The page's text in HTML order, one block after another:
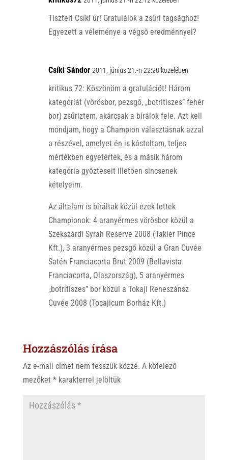
k
Tisztelt Csíki úr! Gratulálok a zsűri tagsághoz!
Egyezett a véleménye a végső eredménnyel?
Csíki Sándor 2011. június 21.-n 22:28 közelében
kritikus 72: Köszönöm a gratulációt! Három
kategóriát (vörösbor, pezsgő, „botritiszes” fehér
bor) zsűriztem, akárcsak a bírálok fele. Azt kell
mondjam, hogy a Champion választásnak azzal
a részével, amelyet én is kóstoltam, teljes
mértékben egyetértek, és a másik három
kategória győzteseit illetően sincsenek
kételyeim.
Az általam is bíráltak közül ezek lettek
Championok: 4 aranyérmes vörösbor közül a
Szekszárdi Syrah Reserve 2008 (Takler Pince
Kft.), 3 aranyérmes pezsgő közül a Gran Cuvée
Satén Franciacorta Brut 2009 (Bellavista
Franciacorta, Olaszország), 5 aranyérmes
„botritiszes” bor közül a Tokaji Reneszánsz
Cuvée 2008 (Tocajicum Borház Kft.)
Hozzászólás írása
Az e-mail címet nem tesszük közzé. A kötelező
mezőket *karakterrel jelöltük